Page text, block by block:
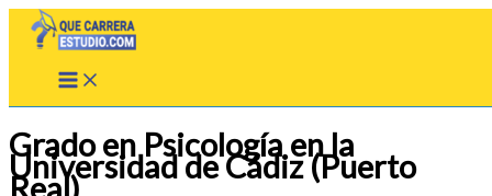
Grado en Psicología en la
Universidad de Cádiz (Puerto
Real)